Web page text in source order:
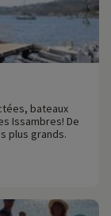
bateaux
Issambres! De
plus grands.